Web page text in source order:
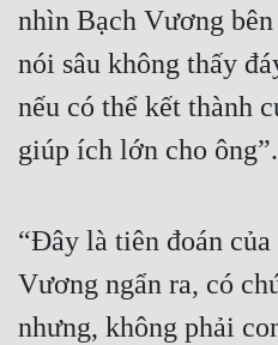
nhìn Bạch Vương
nói sâu không thấy
nếu có thể kết thành
giúp ích lớn cho ông”.
“Đây là tiên đoán của
Vương ngẩn ra, có
nhưng, không phải